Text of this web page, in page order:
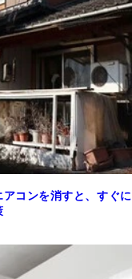
コンを消すと、すぐに